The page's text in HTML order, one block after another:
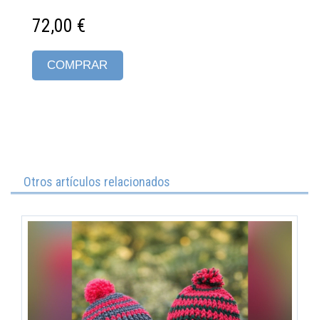
72,00 €
COMPRAR
Otros artículos relacionados